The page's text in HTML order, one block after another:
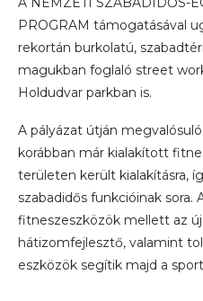
PROGRAM támogatásával
rekortán burkolatú,
magukban foglaló street
Holdudvar parkban is.
A pályázat útján
korábban már kialakított
területen került kialakításra,
szabadidős funkcióinak sora.
fitneszeszközök mellett az
hátizomfejlesztő, valamint
eszközök segítik majd a